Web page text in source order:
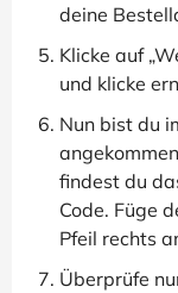
deine
Klicke auf
und klicke
Nun bist du
findest du
Code. Füge
Pfeil rechts
Überprüfe